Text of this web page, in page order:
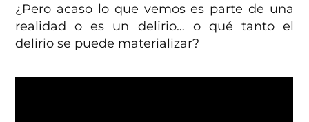
¿Pero acaso lo que vemos es parte de una
realidad o es un delirio… o qué tanto el
delirio se puede materializar?